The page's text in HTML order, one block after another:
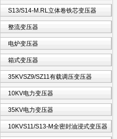
S13/S14-M.RL立体卷铁芯变压器
整流变压器
电炉变压器
箱式变压器
35KVSZ9/SZ11有载调压变压器
10KV电力变压器
35KV电力变压器
10KVS11/S13-M全密封油浸式变压器